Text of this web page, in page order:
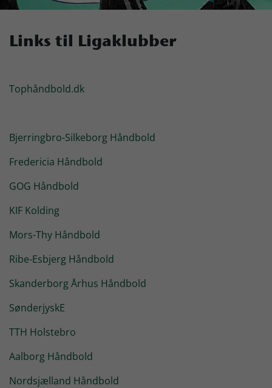
Skjern Bank Grand Prix
Links til Ligaklubber
Tophåndbold.dk
Bjerringbro-Silkeborg Håndbold
Fredericia Håndbold
GOG Håndbold
KIF Kolding
Mors-Thy Håndbold
Ribe-Esbjerg Håndbold
Skanderborg Århus Håndbold
SønderjyskE
TTH Holstebro
Aalborg Håndbold
Nordsjælland Håndbold